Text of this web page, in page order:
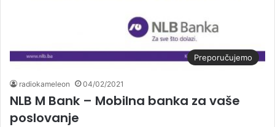
Preporučujemo
radiokameleon 04/02/2021
NLB M Bank – Mobilna banka za vaše
poslovanje